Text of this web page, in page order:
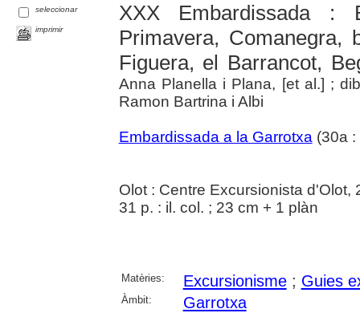
seleccionar
imprimir
XXX Embardissada
Primavera,
Figuera, el Barrancot,
Anna Planella i Plana, [et al.] ;
Ramon Bartrina i Albi
Embardissada a la Garrotxa (30a :
Olot : Centre Excursionista d'Olot,
31 p. : il. col. ; 23 cm + 1 plàn
Matèries: Excursionisme; Guies
Àmbit: Garrotxa